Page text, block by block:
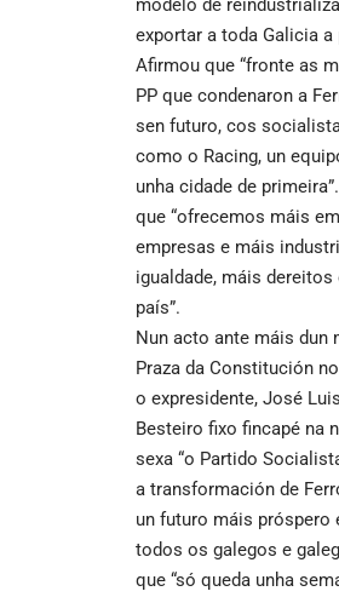
exportar a toda Galicia a
Afirmou que “fronte as
PP que condenaron a
sen futuro, cos
como o Racing, un
unha cidade de
que “ofrecemos máis
empresas e máis
igualdade, máis
país”.
Nun acto ante máis dun
Praza da Constitución
o expresidente, José
Besteiro fixo fincapé na
sexa “o Partido
a transformación de
un futuro máis próspero
todos os galegos e
que “só queda unha